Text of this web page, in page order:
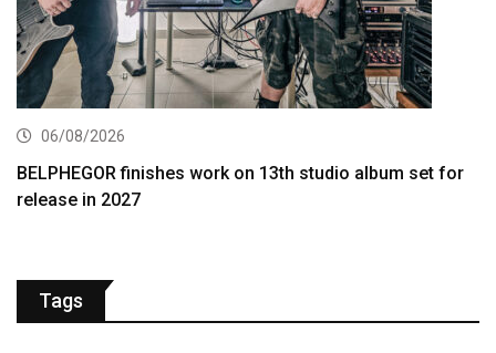
06/08/2026
BELPHEGOR finishes work on 13th studio album set for
release in 2027
Tags